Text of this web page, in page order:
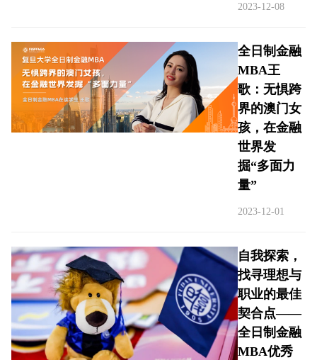
2023-12-08
全日制金融
MBA王
歌：无惧跨
界的澳门女
孩，在金融
世界发
掘“多面力
量”
2023-12-01
自我探索，
找寻理想与
职业的最佳
契合点——
全日制金融
MBA优秀